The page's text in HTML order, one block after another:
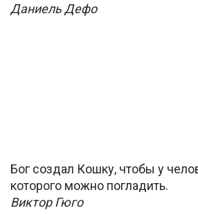
Даниель Дефо
Бог создал Кошку, чтобы у
которого можно погладить.
Виктор Гюго